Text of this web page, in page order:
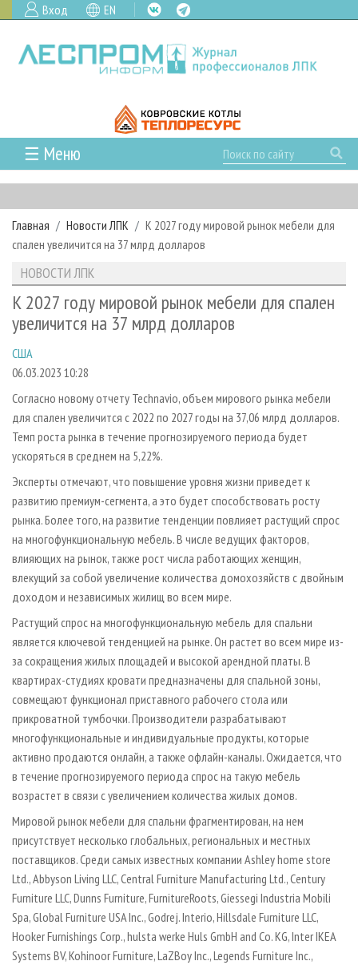
Вход EN
☰ Меню
ГЛАВНАЯ
РУБРИКИ И ТЕМЫ
РУБРИКИ ЖУРНАЛА
ЛЕСОЗАГОТОВКА
ЛЕСОПИЛЕНИЕ
СУШКА ДРЕВЕСИНЫ
ПРОИЗВОДСТВО ДРЕВЕСНЫХ ПЛИТ
ДЕРЕВЯННОЕ ДОМОСТРОЕНИЕ
ПРОИЗВОДСТВО МЕБЕЛИ
БИОЭНЕРГЕТИКА
ЦБП
ИНСТРУМЕНТ И МАТЕРИАЛЫ
НОВОСТИ
НОВОСТИ ЛПК
НОВОСТИ ЖУРНАЛА
ПРОЕКТЫ ЛПИ
АНАЛИТИКА
ПРЕДПРИЯТИЯ ЛПК
ПЕРСОНЫ
МОБИЛЬНЫЕ ВЫСТАВКИ
ОФИЦИАЛЬНЫЕ ДЕЛЕГАЦИИ
ПРИОРИТЕТНЫЕ ИНВЕСТПРОЕКТЫ
RUSSIAN FORESTRY REVIEW
ГАЗЕТА ЛЕСПРОМФОРУМ
БИБЛИОТЕКА СПЕЦИАЛИСТА
АРХИВ
АРХИВ ЖУРНАЛОВ
О ЖУРНАЛЕ
КОНТАКТЫ
РЕКЛАМОДАТЕЛЯМ
РЕКЛАМА
РЕКЛАМА НА САЙТЕ
Главная Новости ЛПК
К 2027 году мировой рынок мебели для
спален увеличится на 37 млрд долларов
НОВОСТИ ЛПК
К 2027 году мировой рынок мебели для спален
увеличится на 37 млрд долларов
США
06.03.2023 10:28
Согласно новому отчету Technavio, объем мирового рынка мебели
для спален увеличится с 2022 по 2027 годы на 37,06 млрд долларов.
Темп роста рынка в течение прогнозируемого периода будет
ускоряться в среднем на 5,22%.
Эксперты отмечают, что повышение уровня жизни приведет к
развитию премиум-сегмента, а это будет способствовать росту
рынка. Более того, на развитие тенденции повлияет растущий спрос
на многофункциональную мебель. В числе ведущих факторов,
влияющих на рынок, также рост числа работающих женщин,
влекущий за собой увеличение количества домохозяйств с двойным
доходом и независимых жилищ во всем мире.
Растущий спрос на многофункциональную мебель для спальни
является ключевой тенденцией на рынке. Он растет во всем мире из-
за сокращения жилых площадей и высокой арендной платы. В
квартирах-студиях кровати предназначены для спальной зоны,
совмещают функционал приставного рабочего стола или
прикроватной тумбочки. Производители разрабатывают
многофункциональные и индивидуальные продукты, которые
активно продаются онлайн, а также офлайн-каналы. Ожидается, что
в течение прогнозируемого периода спрос на такую мебель
возрастет в связи с увеличением количества жилых домов.
Мировой рынок мебели для спальни фрагментирован, на нем
присутствует несколько глобальных, региональных и местных
поставщиков. Среди самых известных компании Ashley home store
Ltd., Abbyson Living LLC, Central Furniture Manufacturing Ltd., Century
Furniture LLC, Dunns Furniture, FurnitureRoots, Giessegi Industria Mobili
Spa, Global Furniture USA Inc., Godrej. Interio, Hillsdale Furniture LLC,
Hooker Furnishings Corp., hulsta werke Huls GmbH and Co. KG, Inter IKEA
Systems BV, Kohinoor Furniture, LaZBoy Inc., Legends Furniture Inc.,